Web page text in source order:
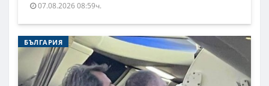
07.08.2026 08:59ч.
БЪЛГАРИЯ